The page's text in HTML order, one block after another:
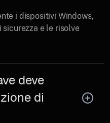
i dispositivi Windows,
e le risolve
deve
di